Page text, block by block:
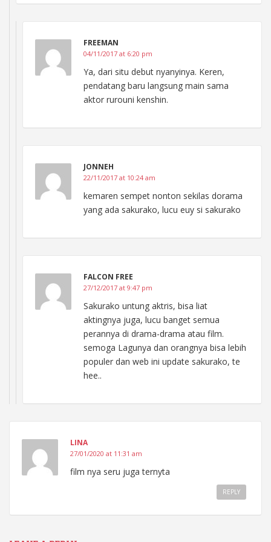
FREEMAN
04/11/2017 at 6:20 pm
Ya, dari situ debut nyanyinya. Keren,
pendatang baru langsung main sama
aktor rurouni kenshin.
JONNEH
22/11/2017 at 10:24 am
kemaren sempet nonton sekilas dorama
yang ada sakurako, lucu euy si sakurako
FALCON FREE
27/12/2017 at 9:47 pm
Sakurako untung aktris, bisa liat
aktingnya juga, lucu banget semua
perannya di drama-drama atau film.
semoga Lagunya dan orangnya bisa lebih
populer dan web ini update sakurako, te
hee..
LINA
27/01/2020 at 11:31 am
film nya seru juga ternyta
REPLY